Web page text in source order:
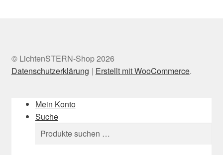
© LichtenSTERN-Shop 2026
Datenschutzerklärung
Erstellt mit WooCommerce.
Mein Konto
Suche
Suchen
Suchen